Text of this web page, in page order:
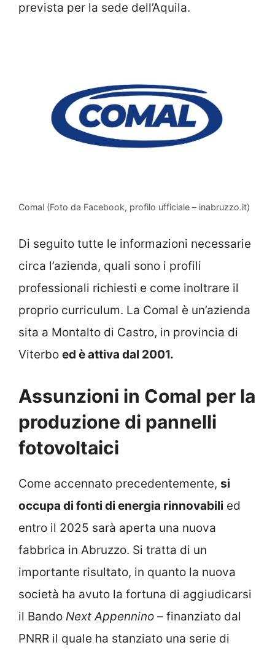
prevista per la sede dell’Aquila.
Comal (Foto da Facebook, profilo ufficiale – inabruzzo.it)
Di seguito tutte le informazioni necessarie
circa l’azienda, quali sono i profili
professionali richiesti e come inoltrare il
proprio curriculum. La Comal è un’azienda
sita a Montalto di Castro, in provincia di
Viterbo ed è attiva dal 2001.
Assunzioni in Comal per la
produzione di pannelli
fotovoltaici
Come accennato precedentemente, si
occupa di fonti di energia rinnovabili ed
entro il 2025 sarà aperta una nuova
fabbrica in Abruzzo. Si tratta di un
importante risultato, in quanto la nuova
società ha avuto la fortuna di aggiudicarsi
il Bando Next Appennino – finanziato dal
PNRR il quale ha stanziato una serie di